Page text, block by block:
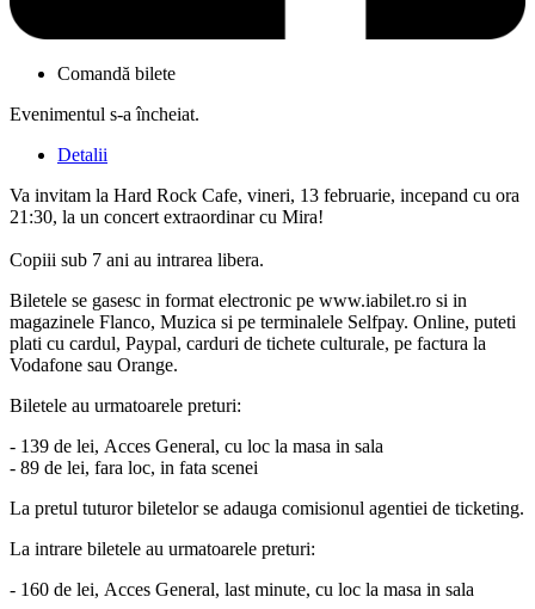
Comandă bilete
Evenimentul s-a încheiat.
Detalii
Va invitam la Hard Rock Cafe, vineri, 13 februarie, incepand cu ora
21:30, la un concert extraordinar cu Mira!
Copiii sub 7 ani au intrarea libera.
Biletele se gasesc in format electronic pe www.iabilet.ro si in
magazinele Flanco, Muzica si pe terminalele Selfpay. Online, puteti
plati cu cardul, Paypal, carduri de tichete culturale, pe factura la
Vodafone sau Orange.
Biletele au urmatoarele preturi:
- 139 de lei, Acces General, cu loc la masa in sala
- 89 de lei, fara loc, in fata scenei
La pretul tuturor biletelor se adauga comisionul agentiei de ticketing.
La intrare biletele au urmatoarele preturi:
- 160 de lei, Acces General, last minute, cu loc la masa in sala